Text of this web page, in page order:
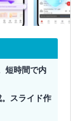
短時間で内
スライド作